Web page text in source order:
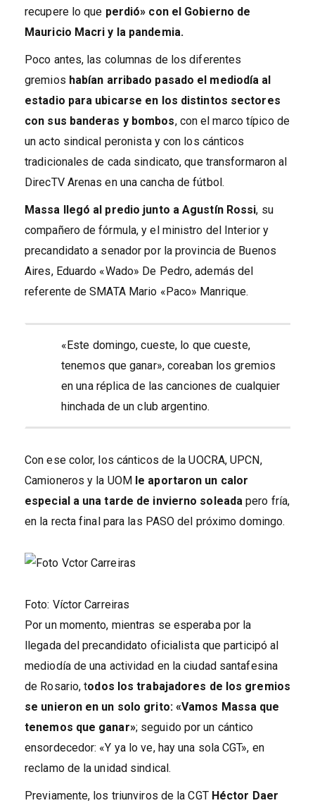
recupere lo que perdió» con el Gobierno de
Mauricio Macri y la pandemia.
Poco antes, las columnas de los diferentes
gremios habían arribado pasado el mediodía al
estadio para ubicarse en los distintos sectores
con sus banderas y bombos, con el marco típico de
un acto sindical peronista y con los cánticos
tradicionales de cada sindicato, que transformaron al
DirecTV Arenas en una cancha de fútbol.
Massa llegó al predio junto a Agustín Rossi, su
compañero de fórmula, y el ministro del Interior y
precandidato a senador por la provincia de Buenos
Aires, Eduardo «Wado» De Pedro, además del
referente de SMATA Mario «Paco» Manrique.
«Este domingo, cueste, lo que cueste,
tenemos que ganar», coreaban los gremios
en una réplica de las canciones de cualquier
hinchada de un club argentino.
Con ese color, los cánticos de la UOCRA, UPCN,
Camioneros y la UOM le aportaron un calor
especial a una tarde de invierno soleada pero fría,
en la recta final para las PASO del próximo domingo.
Foto: Víctor Carreiras
Por un momento, mientras se esperaba por la
llegada del precandidato oficialista que participó al
mediodía de una actividad en la ciudad santafesina
de Rosario, todos los trabajadores de los gremios
se unieron en un solo grito: «Vamos Massa que
tenemos que ganar»; seguido por un cántico
ensordecedor: «Y ya lo ve, hay una sola CGT», en
reclamo de la unidad sindical.
Previamente, los triunviros de la CGT Héctor Daer